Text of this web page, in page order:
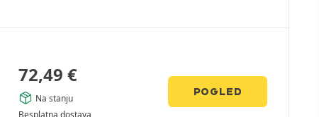
72,49 €
Na stanju
Besplatna dostava
POGLED